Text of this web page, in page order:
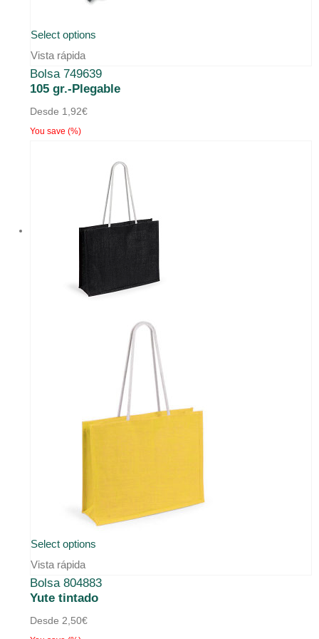
Select options
tiene
múltiples
opciones
pueden
elegir
producto
Vista rápida
Bolsa 749639
105 gr.-Plegable
Desde 1,92€
You save (%)
Select options
tiene
múltiples
Vista rápida
Bolsa 804883
Yute tintado
Desde 2,50€